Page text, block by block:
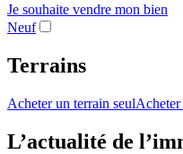
Je souhaite vendre mon bien
Neuf
Terrains
Acheter un terrain seulAcheter
L’actualité de